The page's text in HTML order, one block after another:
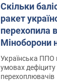
Скільки
ракет
перехопила
Міноборони
цифру
Українська
умовах дефіциту
перехоплювачів